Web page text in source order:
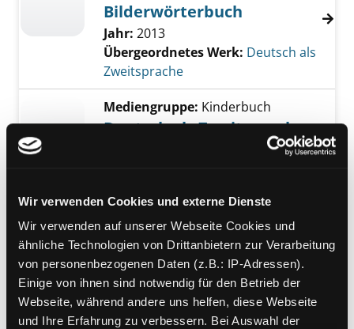
Wir verwenden Cookies und externe Dienste
Wir verwenden auf unserer Webseite Cookies und
ähnliche Technologien von Drittanbietern zur Verarbeitung
von personenbezogenen Daten (z.B.: IP-Adressen).
Einige von ihnen sind notwendig für den Betrieb der
Webseite, während andere uns helfen, diese Webseite
und Ihre Erfahrung zu verbessern. Bei Auswahl der
Bilderwörterbuch
Jahr: 2013
Übergeordnetes Werk: Deutsch als
Zweitsprache
Mediengruppe: Kinderbuch
Deutsch als Zweitsprache
Sprache gezielt fördern - Arbeitsheft
Übergeordnetes Werk: Deutsch als
Zweitsprache
Exemplar-Details von Ein tolles Team A1.2
Mediengruppe:Jugendbuch
Ein tolles Team A1.2
Deutsch für Jugendliche ; Deutsch
als Fremdsprache ; Arbeitsbuch plus